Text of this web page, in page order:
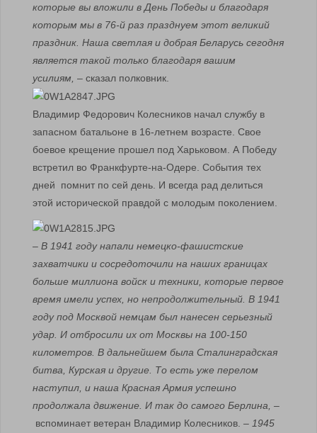
которые вы вложили в День Победы и благодаря
которым мы в 76-й раз празднуем этот великий
праздник. Наша светлая и добрая Беларусь сегодня
является такой только благодаря вашим
усилиям, – сказал полковник.
Владимир Федорович Колесников начал службу в
запасном батальоне в 16-летнем возрасте. Свое
боевое крещение прошел под Харьковом. А Победу
встретил во Франкфурте-на-Одере. События тех
дней помнит по сей день. И всегда рад делиться
этой исторической правдой с молодым поколением.
– В 1941 году напали немецко-фашистские
захватчики и сосредоточили на наших границах
больше миллиона войск и техники, которые первое
время имели успех, но непродолжительный. В 1941
году под Москвой немцам был нанесен серьезный
удар. И отбросили их от Москвы на 100-150
километров. В дальнейшем была Сталинградская
битва, Курская и другие. То есть уже перелом
наступил, и наша Красная Армия успешно
продолжала движение. И так до самого Берлина, –
вспоминает ветеран Владимир Колесников. – 1945